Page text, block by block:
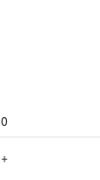
+880 3162 0044